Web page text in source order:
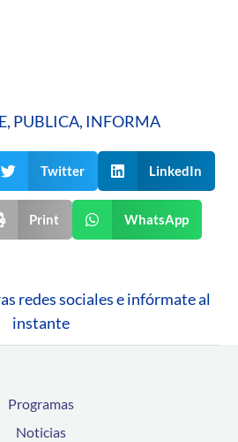
PUBLICA, INFORMA
Twitter LinkedIn
Print WhatsApp
redes sociales e infórmate al
instante
Programas
Noticias